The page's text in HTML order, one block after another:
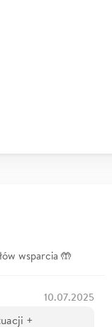
wsparcia 🤲
10.07.2025
+